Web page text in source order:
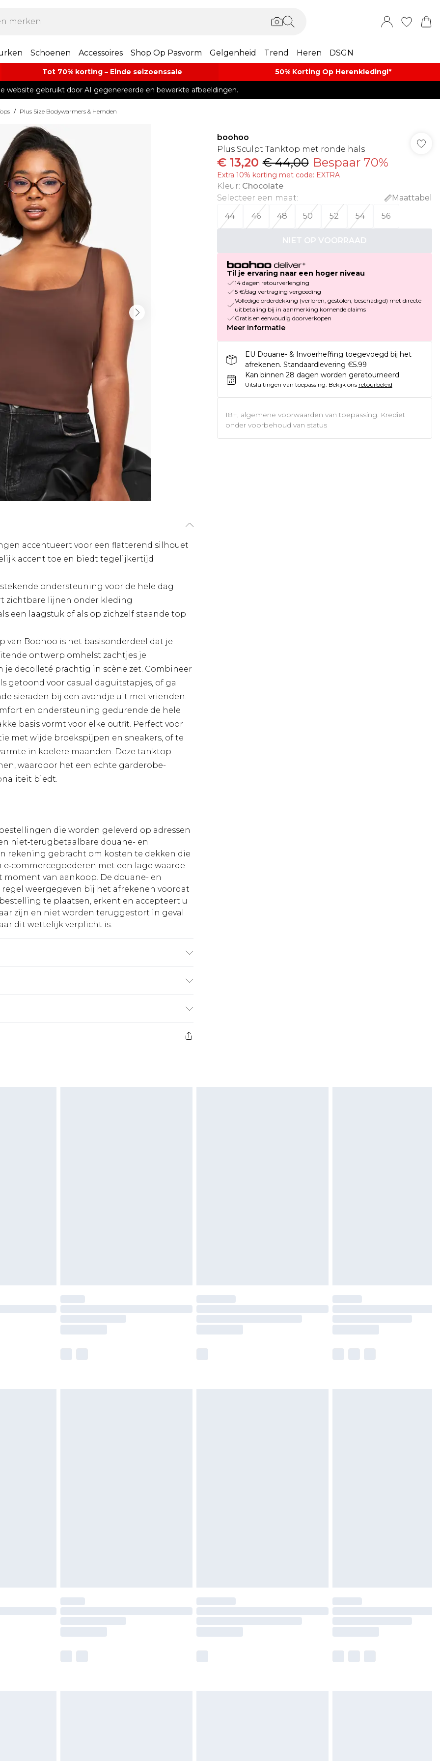
Schoenen Accessoires Shop Op Pasvorm Gelgenheid Trend Heren DSGN
Tot 70% korting – Einde seizoenssale 50% Korting Op Herenkleding​!*​
website gebruikt door AI gegenereerde en bewerkte afbeeldingen.
/ Plus Size Bodywarmers & Hemden
accentueert voor een flatterend silhouet
accent toe en biedt tegelijkertijd
ondersteuning voor de hele dag
zichtbare lijnen onder kleding
een laagstuk of als op zichzelf staande top
van Boohoo is het basisonderdeel dat je
ontwerp omhelst zachtjes je
decolleté prachtig in scène zet. Combineer
getoond voor casual daguitstapjes, of ga
sieraden bij een avondje uit met vrienden.
en ondersteuning gedurende de hele
basis vormt voor elke outfit. Perfect voor
met wijde broekspijpen en sneakers, of te
in koelere maanden. Deze tanktop
waardoor het een echte garderobe-
biedt.
die worden geleverd op adressen
niet‑terugbetaalbare douane- en
rekening gebracht om kosten te dekken die
met een lage waarde
van aankoop. De douane- en
weergegeven bij het afrekenen voordat
te plaatsen, erkent en accepteert u
zijn en niet worden teruggestort in geval
dit wettelijk verplicht is.
€5.99
€14.99
boohoo
Plus Sculpt Tanktop met ronde hals
€ 13,20 € 44,00 Bespaar 70%
Extra 10% korting met code: EXTRA
Kleur: Chocolate
Selecteer een maat:
Maattabel
44
46 48 50 52 54 56
NIET OP VOORRAAD
Til je ervaring naar een hoger niveau
14 dagen retourverlenging
5 €/dag vertraging vergoeding
Volledige orderdekking (verloren, gestolen, beschadigd) met directe
uitbetaling bij in aanmerking komende claims
Gratis en eenvoudig doorverkopen
Meer informatie
EU Douane- & Invoerheffing toegevoegd bij het
afrekenen. Standaardlevering €5.99
Kan binnen 28 dagen worden geretourneerd
Uitsluitingen van toepassing. Bekijk ons retourbeleid
18+, algemene voorwaarden van toepassing. Krediet
onder voorbehoud van status